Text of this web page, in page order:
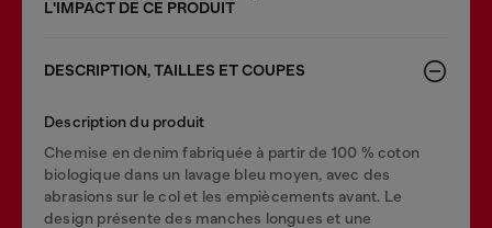
LʹIMPACT DE CE PRODUIT
DESCRIPTION, TAILLES ET COUPES
Description du produit
Chemise en denim fabriquée à partir de 100 % coton
biologique dans un lavage bleu moyen, avec des
abrasions sur le col et les empiècements avant. Le
design présente des manches longues et une